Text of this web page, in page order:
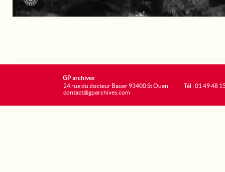
GP archives
24 rue du docteur Bauer 93400 St Ouen
contact@gparchives.com
Tél : 01 49 48